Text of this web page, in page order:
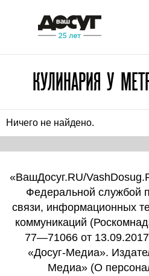
КУЛИНАРИЯ У
Ничего не найдено.
«ВашДосуг.RU/
Федеральной службой
связи, информационных
коммуникаций
77—71066 от
«Досуг-Медиа».
Медиа» (О